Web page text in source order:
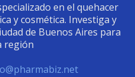
en el quehacer
y cosmética. Investiga y
de Buenos Aires para
región